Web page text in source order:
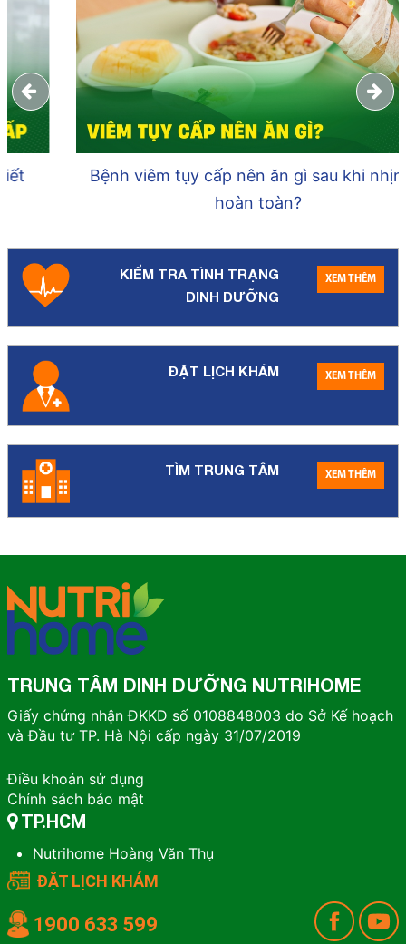
Bệnh viêm tụy cấp nên ăn gì sau khi nhịn ăn
hoàn toàn?
KIỂM TRA TÌNH TRẠNG
DINH DƯỠNG
XEM THÊM
ĐẶT LỊCH KHÁM XEM THÊM
TÌM TRUNG TÂM XEM THÊM
TRUNG TÂM DINH DƯỠNG NUTRIHOME
Giấy chứng nhận ĐKKD số 0108848003 do Sở Kế hoạch
và Đầu tư TP. Hà Nội cấp ngày 31/07/2019
Điều khoản sử dụng
Chính sách bảo mật
TP.HCM
Nutrihome Hoàng Văn Thụ
ĐẶT LỊCH KHÁM
1900 633 599